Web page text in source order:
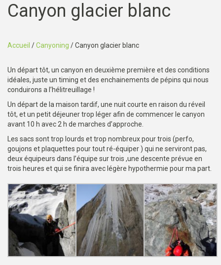
Canyon glacier blanc
Accueil /Canyoning /Canyon glacier blanc
Un départ tôt, un canyon en deuxième première et des conditions
idéales, juste un timing et des enchainements de pépins qui nous
conduirons a l’hélitreuillage !
Un départ de la maison tardif, une nuit courte en raison du réveil
tôt, et un petit déjeuner trop léger afin de commencer le canyon
avant 10 h avec 2 h de marches d’approche.
Les sacs sont trop lourds et trop nombreux pour trois (perfo,
goujons et plaquettes pour tout ré-équiper ) qui ne serviront pas,
deux équipeurs dans l’équipe sur trois ,une descente prévue en
trois heures et qui se finira avec légère hypothermie pour ma part.